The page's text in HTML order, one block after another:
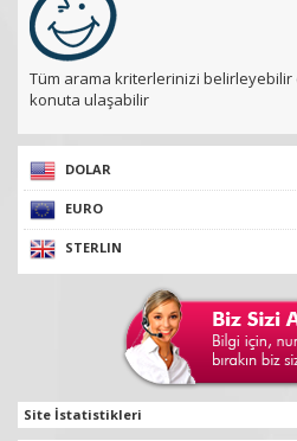
Tüm arama kriterlerinizi belirleyebilir
konuta ulaşabilir
DOLAR
EURO
STERLIN
Site İstatistikleri